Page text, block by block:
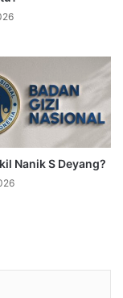
Nanik S Deyang?